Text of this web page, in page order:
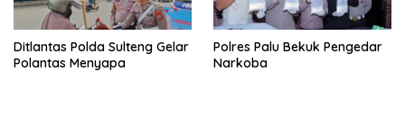
Ditlantas Polda Sulteng Gelar
Polantas Menyapa
Polres Palu Bekuk Pengedar
Narkoba